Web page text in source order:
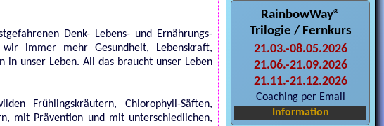
RainbowWay®
Trilogie / Fernkurs
21.03.-08.05.2026
21.06.-21.09.2026
21.11.-21.12.2026
Coaching per Email
Information
Denk- Lebens- und Ernährungs-
immer mehr Gesundheit, Lebenskraft,
unser Leben. All das braucht unser Leben
Frühlingskräutern, Chlorophyll-Säften,
mit Prävention und mit unterschiedlichen,